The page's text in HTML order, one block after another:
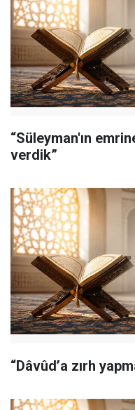
“Süleyman'ın
verdik”
“Dâvûd’a zırh